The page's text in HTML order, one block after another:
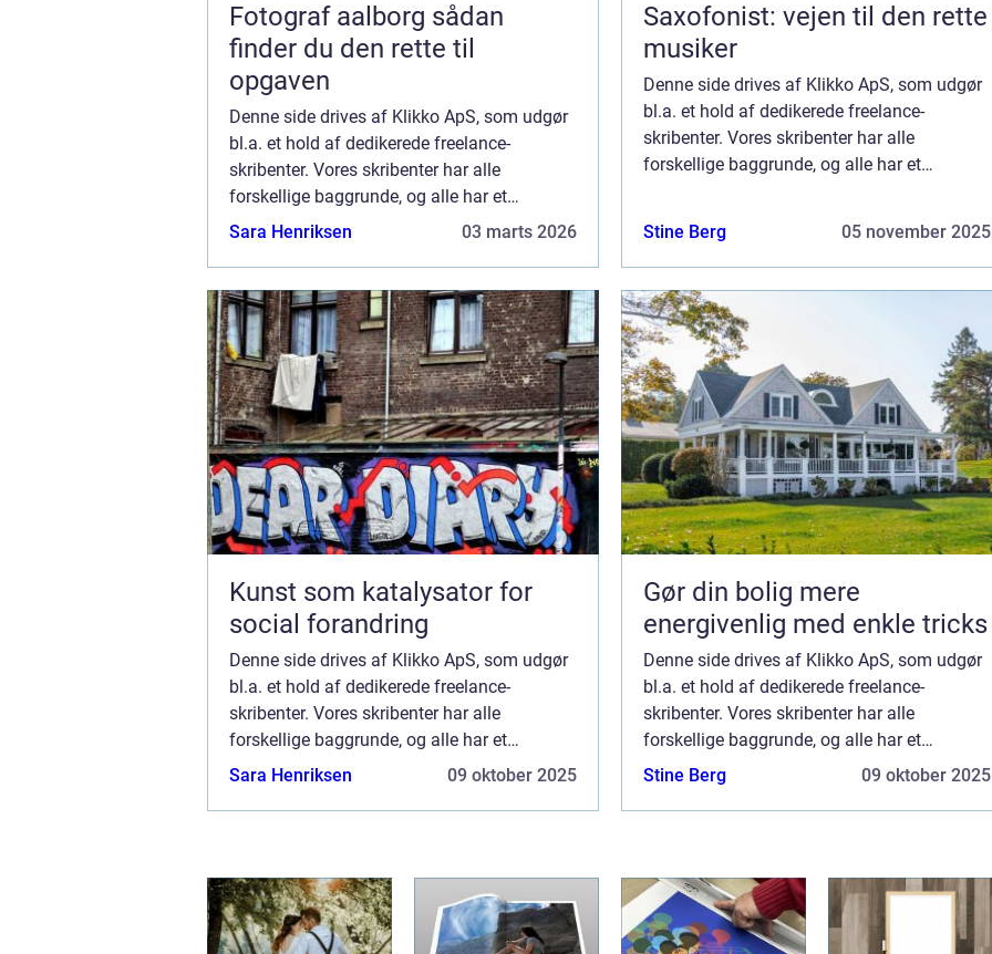
Fotograf aalborg sådan
finder du den rette til
opgaven
Denne side drives af Klikko ApS, som udgør
bl.a. et hold af dedikerede freelance-
skribenter. Vores skribenter har alle
forskellige baggrunde, og alle har et
fuldtidsarbejde ved siden af den tid, som de
Sara Henriksen 03 marts 2026
Saxofonist: vejen til den rette
musiker
Denne side drives af Klikko ApS, som udgør
bl.a. et hold af dedikerede freelance-
skribenter. Vores skribenter har alle
forskellige baggrunde, og alle har et
bl...
Stine Berg 05 november 2025
Kunst som katalysator for
social forandring
Denne side drives af Klikko ApS, som udgør
bl.a. et hold af dedikerede freelance-
skribenter. Vores skribenter har alle
forskellige baggrunde, og alle har et
fuldtidsarbejde ved siden af den tid, som de
Sara Henriksen 09 oktober 2025
Gør din bolig mere
energivenlig med enkle tricks
Denne side drives af Klikko ApS, som udgør
bl.a. et hold af dedikerede freelance-
skribenter. Vores skribenter har alle
forskellige baggrunde, og alle har et
fuldtidsarbejde ved siden af den tid, som de
Stine Berg 09 oktober 2025